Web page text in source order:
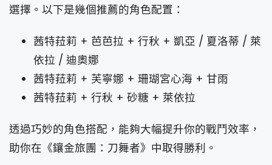
選擇。以下是幾個推薦的角色配置：
茜特菈莉 + 芭芭拉 + 行秋 + 凱亞 / 夏洛蒂 / 萊
依拉 / 迪奧娜
茜特菈莉 + 芙寧娜 + 珊瑚宮心海 + 甘雨
茜特菈莉 + 行秋 + 砂糖 + 萊依拉
透過巧妙的角色搭配，能夠大幅提升你的戰鬥效率，
助你在《鑲金旅團：刀舞者》中取得勝利。